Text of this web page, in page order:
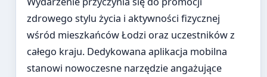
zdrowego stylu życia i aktywności fizycznej
wśród mieszkańców Łodzi oraz uczestników z
całego kraju. Dedykowana aplikacja mobilna
stanowi nowoczesne narzędzie angażujące